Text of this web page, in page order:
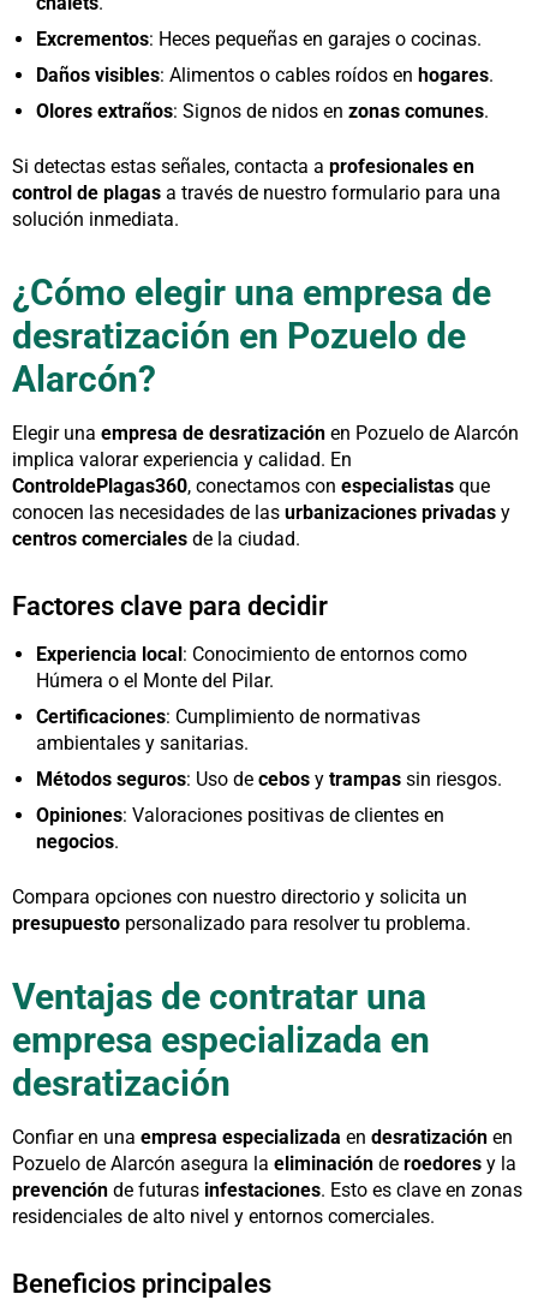
Excrementos: Heces pequeñas en garajes o cocinas.
Daños visibles: Alimentos o cables roídos en hogares.
Olores extraños: Signos de nidos en zonas comunes.
Si detectas estas señales, contacta a profesionales en
control de plagas a través de nuestro formulario para una
solución inmediata.
¿Cómo elegir una empresa de
desratización en Pozuelo de
Alarcón?
Elegir una empresa de desratización en Pozuelo de Alarcón
implica valorar experiencia y calidad. En
ControldePlagas360, conectamos con especialistas que
conocen las necesidades de las urbanizaciones privadas y
centros comerciales de la ciudad.
Factores clave para decidir
Experiencia local : Conocimiento de entornos como
Húmera o el Monte del Pilar.
Certificaciones: Cumplimiento de normativas
ambientales y sanitarias.
Métodos seguros: Uso de cebos y trampas sin riesgos.
Opiniones: Valoraciones positivas de clientes en
negocios.
Compara opciones con nuestro directorio y solicita un
presupuesto personalizado para resolver tu problema.
Ventajas de contratar una
empresa especializada en
desratización
Confiar en una empresa especializada en desratización en
Pozuelo de Alarcón asegura la eliminación de roedores y la
prevención de futuras infestaciones. Esto es clave en zonas
residenciales de alto nivel y entornos comerciales.
Beneficios principales